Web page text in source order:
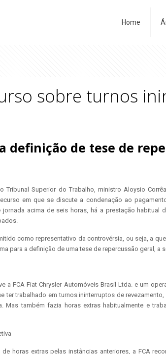
Home
sobre turnos
definição de tese de
Tribunal Superior do Trabalho, ministro Aloysio
em que se discute a condenação ao
acima de seis horas, há a prestação habitual
como representativo da controvérsia, ou seja, a
para a definição de uma tese de repercussão geral, a
a FCA Fiat Chrysler Automóveis Brasil Ltda. e um
ter trabalhado em turnos ininterruptos de
Mas também fazia horas extras habitualmente e
horas extras pelas instâncias anteriores, a FCA